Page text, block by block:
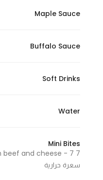
Maple Sauce
Buffalo Sauce
Soft Drinks
Water
Mini Bites
سعرة حرارية